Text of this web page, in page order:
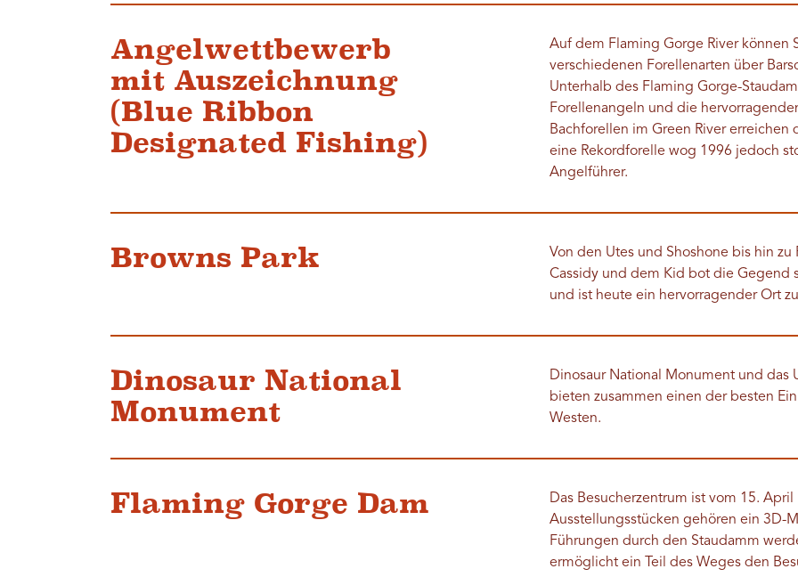
Angelwettbewerb
mit Auszeichnung
(Blue Ribbon
Designated Fishing)
Auf dem Flaming Gorge River können
verschiedenen Forellenarten über
Unterhalb des Flaming Gorge-
Forellenangeln und die
Bachforellen im Green River
eine Rekordforelle wog 1996 jedoch
Angelführer.
Browns Park
Von den Utes und Shoshone bis hin
Cassidy und dem Kid bot die Gegend
und ist heute ein hervorragender Ort
Dinosaur National
Monument
Dinosaur National Monument und das
bieten zusammen einen der besten
Westen.
Flaming Gorge Dam
Das Besucherzentrum ist vom 15.
Ausstellungsstücken gehören ein 3D-
Führungen durch den Staudamm
ermöglicht ein Teil des Weges den